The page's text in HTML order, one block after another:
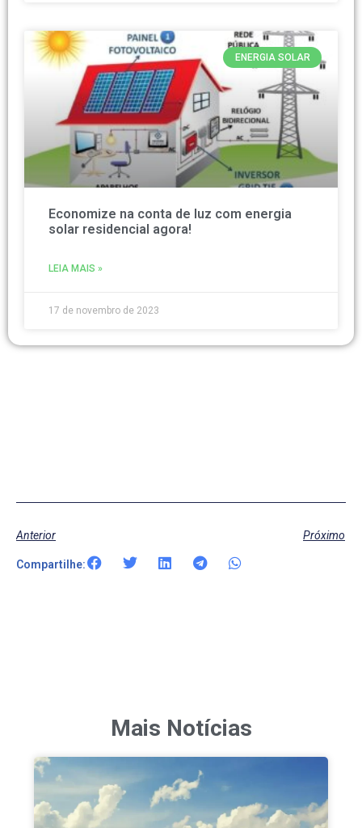
ENERGIA SOLAR
Economize na conta de luz com energia
solar residencial agora!
LEIA MAIS »
17 de novembro de 2023
Anterior Próximo
Compartilhe:
Mais Notícias